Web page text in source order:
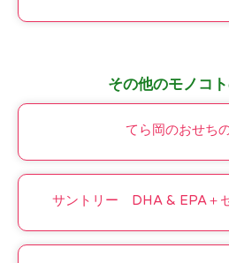
その他のモノコ
てら岡のおせち
サントリー DHA & EPA＋